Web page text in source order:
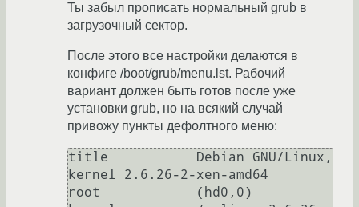
Ты забыл прописать нормальный grub в
загрузочный сектор.
После этого все настройки делаются в
конфиге /boot/grub/menu.lst. Рабочий
вариант должен быть готов после уже
установки grub, но на всякий случай
привожу пункты дефолтного меню:
title           Debian GNU/Linux,
kernel 2.6.26-2-xen-amd64
root            (hd0,0)